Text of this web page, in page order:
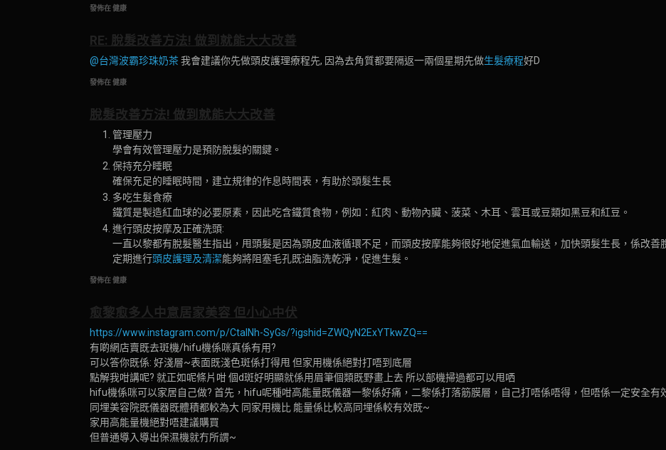
發佈在 健康
RE: 脫髮改善方法! 做到就能大大改善
@台灣波霸珍珠奶茶我會建議你先做頭皮護理療程先, 因為去角質都要隔返一兩個星期先做生髮療程好D
發佈在 健康
脫髮改善方法! 做到就能大大改善
管理壓力
學會有效管理壓力是預防脫髮的關鍵。
保持充分睡眠
確保充足的睡眠時間，建立規律的作息時間表，有助於頭髮生長
多吃生髮食療
鐵質是製造紅血球的必要原素，因此吃含鐵質食物，例如：紅肉、動物內臟、菠菜、木耳、雲耳或豆類如黑豆和紅豆。
進行頭皮按摩及正確洗頭:
一直以黎都有脫髮醫生指出，甩頭髮是因為頭皮血液循環不足，而頭皮按摩能夠很好地促進氣血輸送，加快頭髮生長，係改善
定期進行頭皮護理及清潔能夠將阻塞毛孔既油脂洗乾淨，促進生髮。
發佈在 健康
愈黎愈多人中意居家美容 但小心中伏
https://www.instagram.com/p/CtalNh-SyGs/?igshid=ZWQyN2ExYTkwZQ==
有啲網店賣既去斑機/hifu機係咪真係有用?
可以答你既係: 好淺層~表面既淺色斑係打得甩 但家用機係絕對打唔到底層
點解我咁講呢? 就正如呢條片咁 個d斑好明顯就係用眉筆個類既野畫上去 所以部機掃過都可以甩哂
hifu機係咪可以家居自己做? 首先，hifu呢種咁高能量既儀器一黎係好痛，二黎係打落筋膜層，自己打唔係唔得，但唔係一定安全有
同埋美容院既儀器既體積都較為大 同家用機比 能量係比較高同埋係較有效既~
家用高能量機絕對唔建議購買
但普通導入導出保濕機就冇所謂~